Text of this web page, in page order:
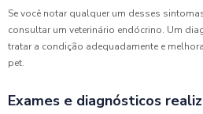
Se você notar qualquer um desses
consultar um veterinário endócrino. Um
tratar a condição adequadamente e
pet.
Exames e diagnósticos